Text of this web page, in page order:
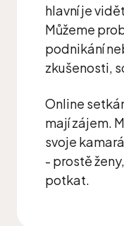
hlavní je
Můžeme
podnikání
zkušenosti,
Online
mají zájem.
svoje
- prostě
potkat.